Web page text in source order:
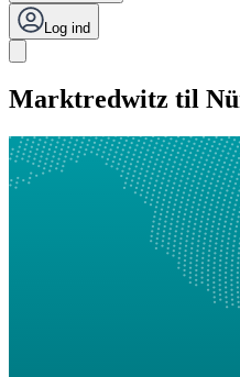
Log ind
Marktredwitz til